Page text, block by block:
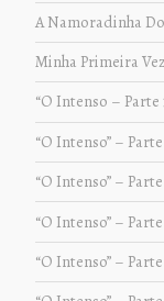
A Namoradinha
Minha Primeira
“O Intenso – Parte
“O Intenso” – Parte
“O Intenso” – Parte
“O Intenso” –
“O Intenso” –